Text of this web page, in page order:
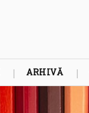
ARHIVĂ